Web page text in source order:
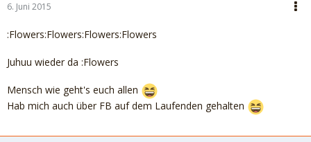
6. Juni 2015
:Flowers:Flowers:Flowers:Flowers
Juhuu wieder da :Flowers
Mensch wie geht's euch allen
Hab mich auch über FB auf dem Laufenden gehalten